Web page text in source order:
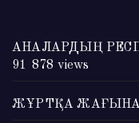
АНАЛАРДЫҢ
91 878 views
ЖҰРТҚА